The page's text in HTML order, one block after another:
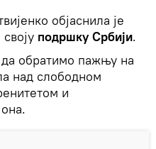
објаснила је
подршку Србији.
обратимо пажњу на
над слободном
и